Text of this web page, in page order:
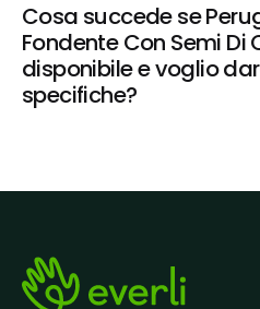
Cosa succede se
Fondente Con Semi Di
disponibile e voglio
specifiche?